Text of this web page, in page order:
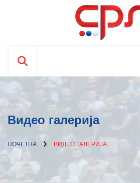
Видео галерија
ПОЧЕТНА ВИДЕО ГАЛЕРИЈА